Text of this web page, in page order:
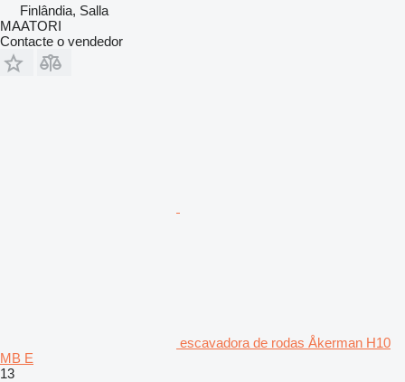
Finlândia, Salla
MAATORI
Contacte o vendedor
escavadora de rodas Åkerman H10
MB E
13